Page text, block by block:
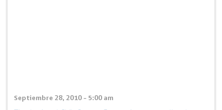
Septiembre 28, 2010 - 5:00 am